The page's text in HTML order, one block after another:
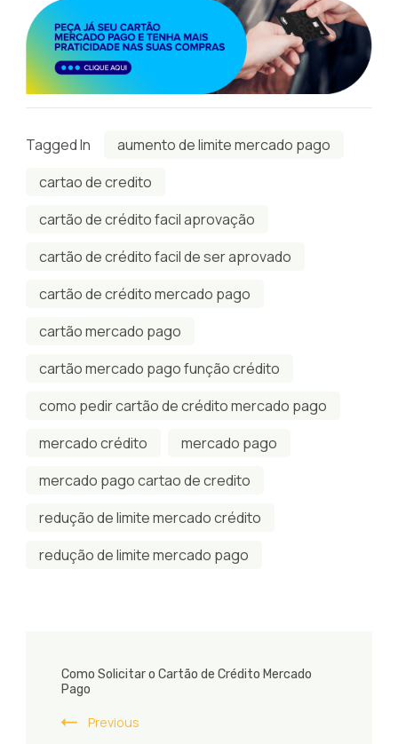
Tagged In
aumento de limite mercado pago
cartao de credito
cartão de crédito facil aprovação
cartão de crédito facil de ser aprovado
cartão de crédito mercado pago
cartão mercado pago
cartão mercado pago função crédito
como pedir cartão de crédito mercado pago
mercado crédito
mercado pago
mercado pago cartao de credito
redução de limite mercado crédito
redução de limite mercado pago
Navigation
Como Solicitar o Cartão de Crédito Mercado
Pago
Previous